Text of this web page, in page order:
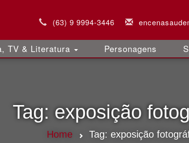
(63) 9 9994-3446
TV & Literatura Personagens
Tag: exposição
Home Tag: exposição